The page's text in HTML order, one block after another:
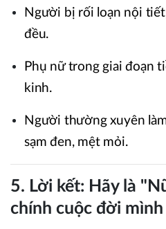
Người bị rối loạn nội
đều.
Phụ nữ trong giai đoạn
kinh.
Người thường xuyên
sạm đen, mệt mỏi.
5. Lời kết: Hãy là
chính cuộc đời mình